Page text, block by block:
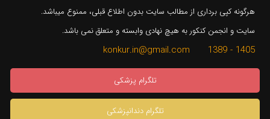
هرگونه کپی برداری از مطالب سایت بدون اطلاع قبلی، ممنوع میباشد.
سایت و انجمن کنکور به هیچ نهادی وابسته و متعلق نمی باشد.
1405 - 1389 konkur.in@gmail.com
تلگرام پزشکی
تلگرام دندانپزشکی